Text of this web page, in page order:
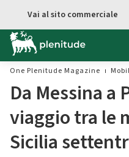
Vai al contenuto
Vai al sito commerciale
One Plenitude Magazine
Da Messina a
viaggio tra le
Sicilia